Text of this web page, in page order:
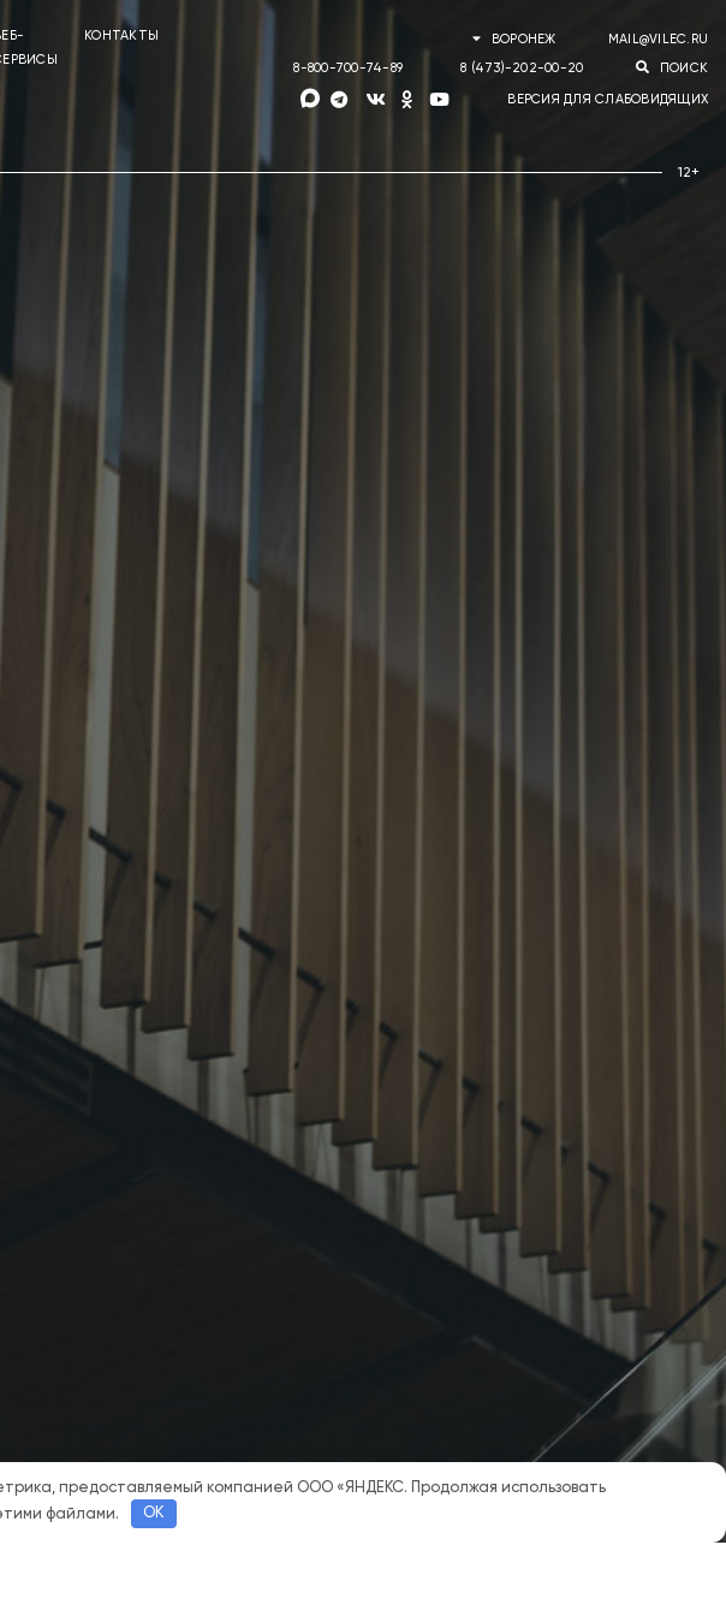
КОНТАКТЫ ВОРОНЕЖ MAIL@VILEC.RU
8-800-700-74-89 8 (473)-202-00-20 ПОИСК
ВЕРСИЯ ДЛЯ СЛАБОВИДЯЩИХ
предоставляемый компанией ООО «ЯНДЕКС. Продолжая использовать
файлами.
OK